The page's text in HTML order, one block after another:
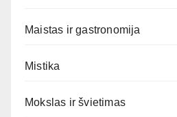
Maistas ir gastronomija
Mistika
Mokslas ir švietimas